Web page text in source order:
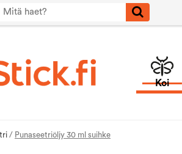
Koi
/ Punaseetriöljy 30 ml suihke